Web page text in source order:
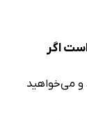
اگر
و می‌خواهید